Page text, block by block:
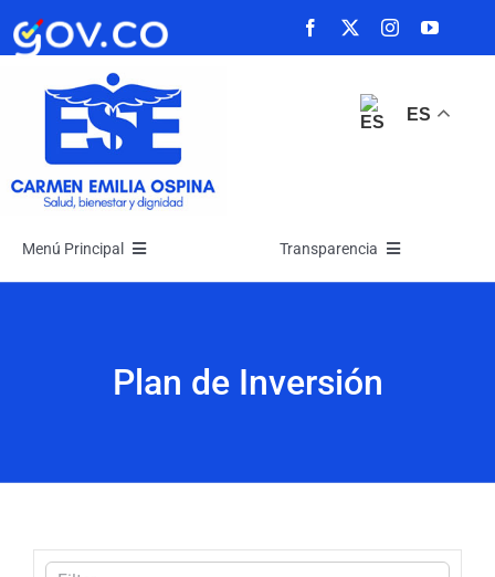
Saltar
ES
Menú Principal Transparencia
Atención y Servicios a la Ciudadanía
Plan de Inversión